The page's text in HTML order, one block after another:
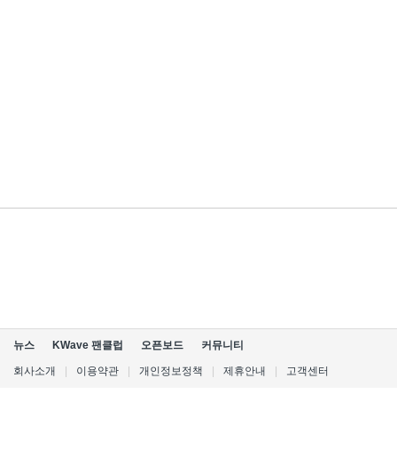
뉴스 KWave 팬클럽 오픈보드 커뮤니티
회사소개 이용약관 개인정보정책 제휴안내 고객센터